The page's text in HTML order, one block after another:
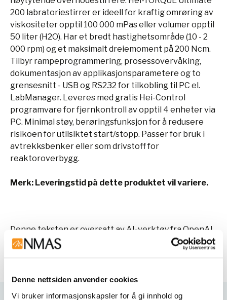
Denne nettsiden anvender cookies
Vi bruker informasjonskapsler for å gi innhold og
200 labratoriestirrer er ideell for kraftig omrøring av
viskositeter opptil 100 000 mPas eller volumer opptil
50 liter (H2O). Har et bredt hastighetsområde (10 - 2
000 rpm) og et maksimalt dreiemoment på 200 Ncm.
Tilbyr rampeprogrammering, prosessovervåking,
dokumentasjon av applikasjonsparametere og to
grensesnitt - USB og RS232 for tilkobling til PC el.
LabManager. Leveres med gratis Hei-Control
programvare for fjernkontroll av opptil 4 enheter via
PC. Minimal støy, berøringsfunksjon for å redusere
risikoen for utilsiktet start/stopp. Passer for bruk i
avtrekksbenker eller som drivstoff for
reaktoroverbygg.
Merk: Leveringstid på dette produktet vil variere.
Denne teksten er oversatt av AI-verktøy fra OpenAI
og feil kan derfor forekomme.